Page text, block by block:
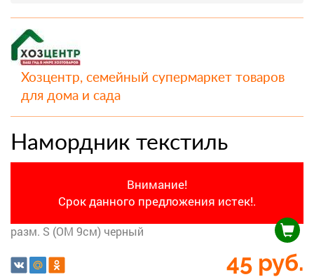
Хозцентр, семейный супермаркет товаров
для дома и сада
Намордник текстиль
Внимание!
Срок данного предложения истек!.
разм. S (ОМ 9см) черный
45 руб.